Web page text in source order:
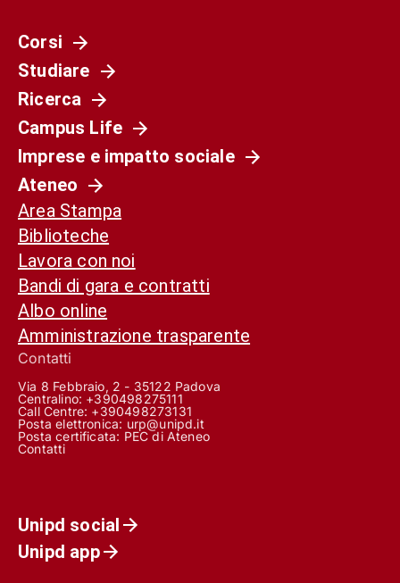
Corsi
Studiare
Ricerca
Campus Life
Imprese e impatto sociale
Ateneo
Area Stampa
Biblioteche
Lavora con noi
Bandi di gara e contratti
Albo online
Amministrazione trasparente
Contatti
Via 8 Febbraio, 2 - 35122 Padova
Centralino: +390498275111
Call Centre: +390498273131
Posta elettronica: urp@unipd.it
Posta certificata: PEC di Ateneo
Contatti
Unipd social
Unipd app